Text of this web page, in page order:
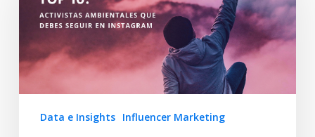
Data e Insights Influencer Marketing